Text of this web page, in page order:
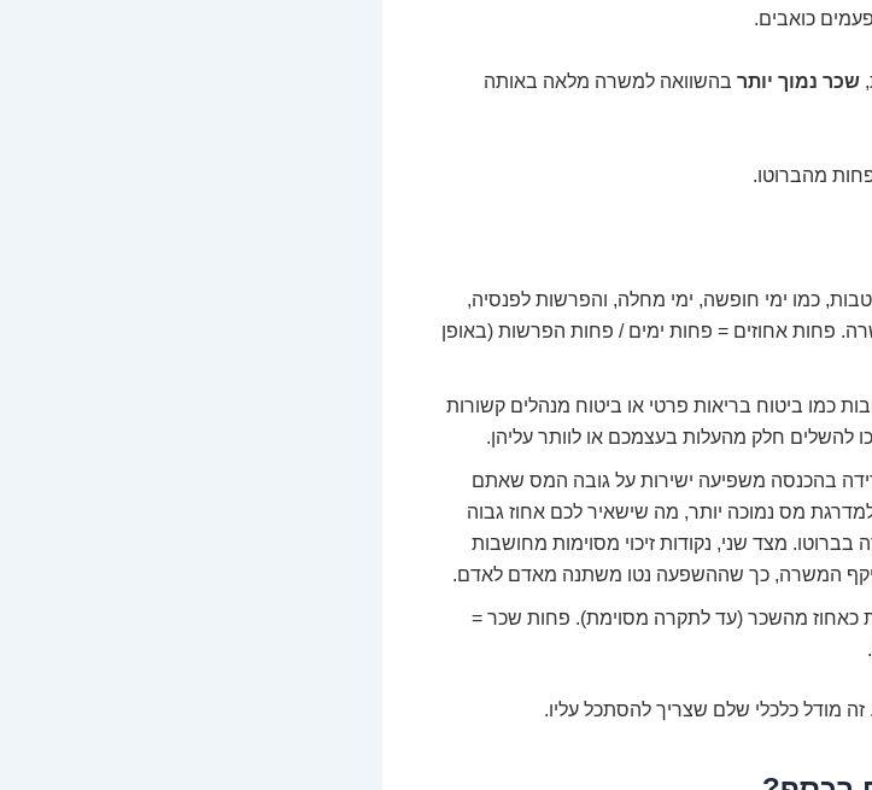
כואבים.
שכר נמוך יותר בהשוואה למשרה מלאה באותה
כמו ימי חופשה, ימי מחלה, והפרשות לפנסיה,
פחות אחוזים = פחות ימים / פחות הפרשות (באופן
כמו ביטוח בריאות פרטי או ביטוח מנהלים קשורות
להשלים חלק מהעלות בעצמכם או לוותר עליהן.
בהכנסה משפיעה ישירות על גובה המס שאתם
מס נמוכה יותר, מה שישאיר לכם אחוז גבוה
בברוטו. מצד שני, נקודות זיכוי מסוימות מחושבות
המשרה, כך שההשפעה נטו משתנה מאדם לאדם.
כאחוז מהשכר (עד לתקרה מסוימת). פחות שכר =